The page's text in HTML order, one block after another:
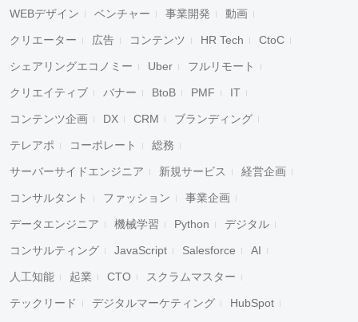
WEBデザイン ベンチャー 事業開発 動画
クリエーター 広告 コンテンツ HR Tech CtoC
シェアリングエコノミー Uber フルリモート
クリエイティブ バナー BtoB PMF IT
コンテンツ企画 DX CRM ブランディング
テレアポ コーポレート 総務
サーバーサイドエンジニア 新規サービス 経営企画
コンサルタント ファッション 事業企画
データエンジニア 機械学習 Python デジタル
コンサルティング JavaScript Salesforce AI
人工知能 起業 CTO スクラムマスター
テックリード デジタルマーケティング HubSpot